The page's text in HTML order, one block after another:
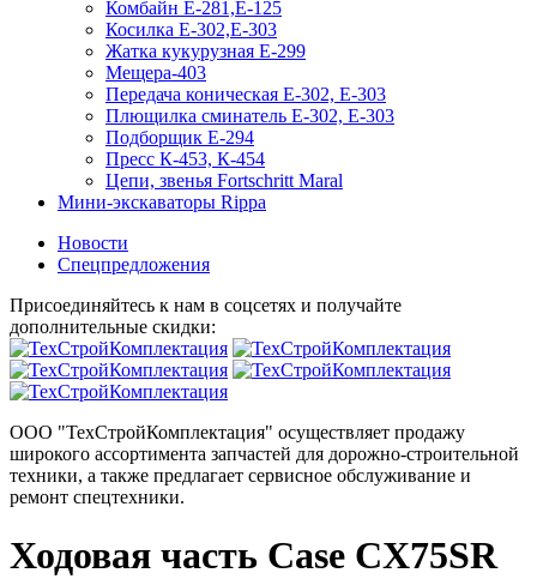
Комбайн Е-281,Е-125
Косилка Е-302,Е-303
Жатка кукурузная Е-299
Мещера-403
Передача коническая Е-302, Е-303
Плющилка сминатель Е-302, Е-303
Подборщик Е-294
Пресс К-453, К-454
Цепи, звенья Fortschritt Maral
Мини-экскаваторы Rippa
Новости
Спецпредложения
Присоединяйтесь к нам в соцсетях и получайте
дополнительные скидки:
ООО "ТехСтройКомплектация" осуществляет продажу
широкого ассортимента запчастей для дорожно-строительной
техники, а также предлагает сервисное обслуживание и
ремонт спецтехники.
Ходовая часть Case CX75SR